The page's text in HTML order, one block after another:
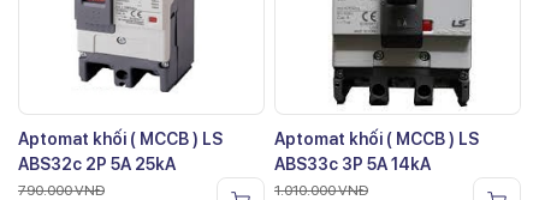
Aptomat khối ( MCCB ) LS
ABS32c 2P 5A 25kA
790.000VNĐ
Aptomat khối ( MCCB ) LS
ABS33c 3P 5A 14kA
1.010.000VNĐ